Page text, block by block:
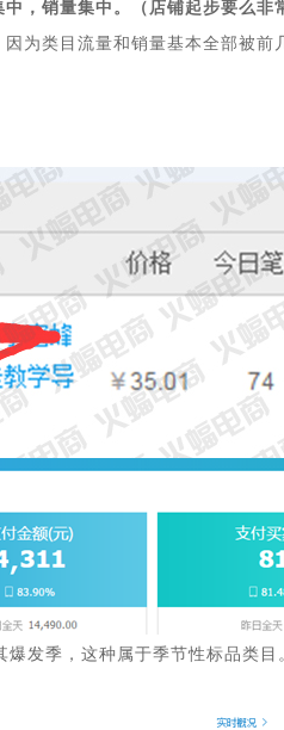
，销量集中。（店铺起步要么非
为类目流量和销量基本全部被
发季，这种属于季节性标品类